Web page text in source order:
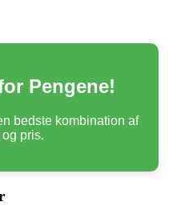
Pengene!
bedste kombination af
pris.